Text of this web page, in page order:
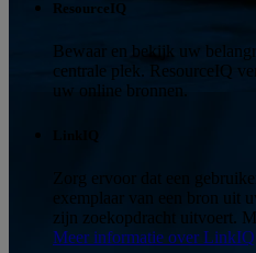
ResourceIQ
Bewaar en bekijk uw
centrale plek. ResourceIQ
uw online bronnen.
LinkIQ
Zorg ervoor dat een
exemplaar van een bron uit
zijn zoekopdracht uitvoert.
Meer informatie over LinkIQ